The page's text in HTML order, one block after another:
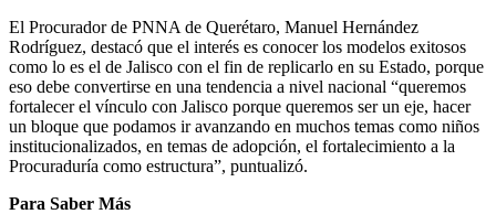
El Procurador de PNNA de Querétaro, Manuel Hernández
Rodríguez, destacó que el interés es conocer los modelos exitosos
como lo es el de Jalisco con el fin de replicarlo en su Estado, porque
eso debe convertirse en una tendencia a nivel nacional “queremos
fortalecer el vínculo con Jalisco porque queremos ser un eje, hacer
un bloque que podamos ir avanzando en muchos temas como niños
institucionalizados, en temas de adopción, el fortalecimiento a la
Procuraduría como estructura”, puntualizó.
Para Saber Más